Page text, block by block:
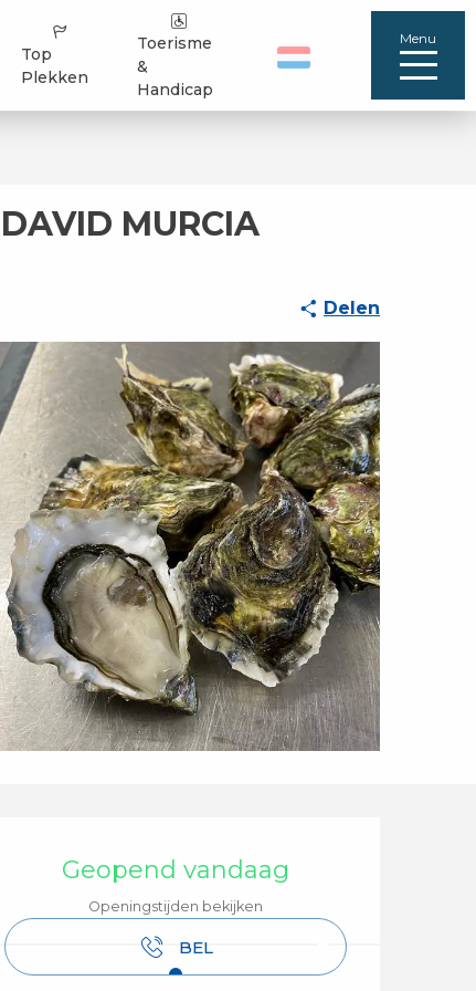
Top
Plekken
Toerisme
&
Handicap
Menu
MURCIA
Delen
Openingstijden en
Geopend vandaag
Openingstijden bekijken
BEL